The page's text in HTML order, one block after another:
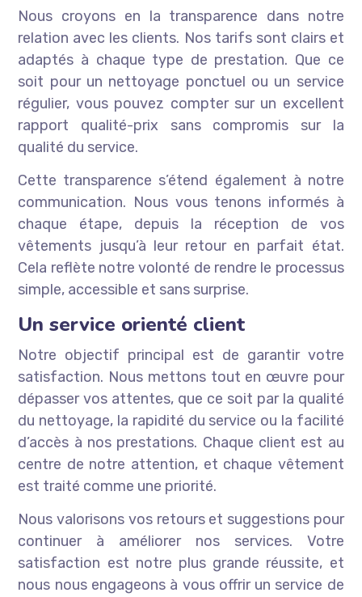
Nous croyons en la transparence dans notre
relation avec les clients. Nos tarifs sont clairs et
adaptés à chaque type de prestation. Que ce
soit pour un nettoyage ponctuel ou un service
régulier, vous pouvez compter sur un excellent
rapport qualité-prix sans compromis sur la
qualité du service.
Cette transparence s’étend également à notre
communication. Nous vous tenons informés à
chaque étape, depuis la réception de vos
vêtements jusqu’à leur retour en parfait état.
Cela reflète notre volonté de rendre le processus
simple, accessible et sans surprise.
Un service orienté client
Notre objectif principal est de garantir votre
satisfaction. Nous mettons tout en œuvre pour
dépasser vos attentes, que ce soit par la qualité
du nettoyage, la rapidité du service ou la facilité
d’accès à nos prestations. Chaque client est au
centre de notre attention, et chaque vêtement
est traité comme une priorité.
Nous valorisons vos retours et suggestions pour
continuer à améliorer nos services. Votre
satisfaction est notre plus grande réussite, et
nous nous engageons à vous offrir un service de